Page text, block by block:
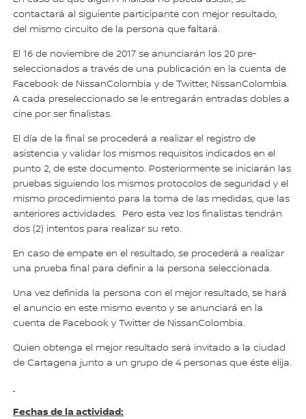
contactará al siguiente participante con mejor resultado,
del mismo circuito de la persona que faltará.
El 16 de noviembre de 2017 se anunciarán los 20 pre-
seleccionados a través de una publicación en la cuenta de
Facebook de NissanColombia y de Twitter, NissanColombia.
A cada preseleccionado se le entregarán entradas dobles a
cine por ser finalistas.
El día de la final se procederá a realizar el registro de
asistencia y validar los mismos requisitos indicados en el
punto 2, de este documento. Posteriormente se iniciarán las
pruebas siguiendo los mismos protocolos de seguridad y el
mismo procedimiento para la toma de las medidas, que las
anteriores actividades. Pero esta vez los finalistas tendrán
dos (2) intentos para realizar su reto.
En caso de empate en el resultado, se procederá a realizar
una prueba final para definir a la persona seleccionada.
Una vez definida la persona con el mejor resultado, se hará
el anuncio en este mismo evento y se anunciará en la
cuenta de Facebook y Twitter de NissanColombia.
Quien obtenga el mejor resultado será invitado a la ciudad
de Cartagena junto a un grupo de 4 personas que éste elija.
Fechas de la actividad: